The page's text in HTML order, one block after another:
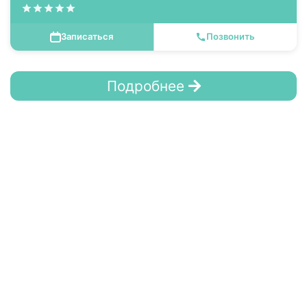
Записаться Позвонить
Подробнее